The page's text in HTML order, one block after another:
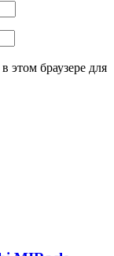
этом браузере для